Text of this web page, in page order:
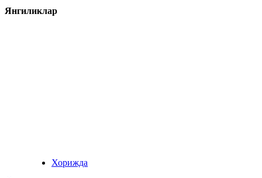
Янгиликлар
Хорижда